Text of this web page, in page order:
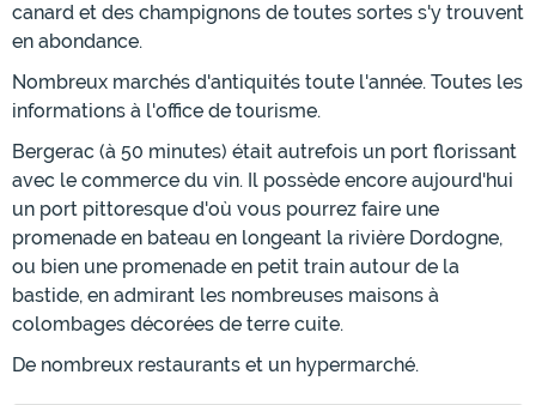
canard et des champignons de toutes sortes s'y trouvent
en abondance.
Nombreux marchés d'antiquités toute l'année. Toutes les
informations à l'office de tourisme.
Bergerac (à 50 minutes) était autrefois un port florissant
avec le commerce du vin. Il possède encore aujourd'hui
un port pittoresque d'où vous pourrez faire une
promenade en bateau en longeant la rivière Dordogne,
ou bien une promenade en petit train autour de la
bastide, en admirant les nombreuses maisons à
colombages décorées de terre cuite.
De nombreux restaurants et un hypermarché.